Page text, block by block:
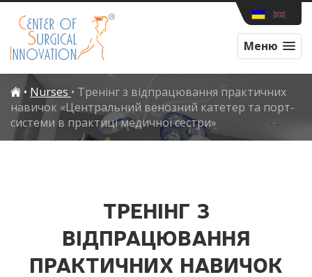
Меню
• Nurses • Тренінг з відпрацювання практичних
навичок «Центральний венозний катетер та порт-
системи в практиці медичної сестри»
ТРЕНІНГ З
ВІДПРАЦЮВАННЯ
ПРАКТИЧНИХ НАВИЧОК